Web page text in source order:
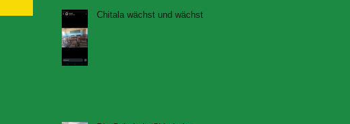
Chitala wächst und wächst...